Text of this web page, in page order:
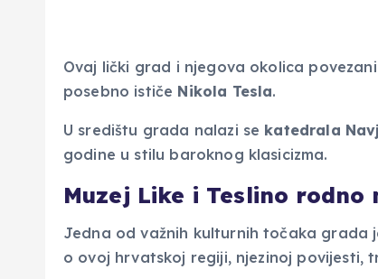
Ovaj lički grad i njegova okolica
posebno ističe Nikola Tesla.
U središtu grada nalazi se katedrala
godine u stilu baroknog klasicizma.
Muzej Like i Teslino rodno
Jedna od važnih kulturnih točaka grada
o ovoj hrvatskoj regiji, njezinoj povijesti,